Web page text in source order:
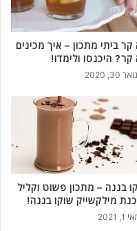
ביתי מתכון – איך מכינים
היכנסו ולימדו!
30, 2020
בננה – מתכון פשוט וקליל
מילקשייק שוקו בננה!
1, 2021